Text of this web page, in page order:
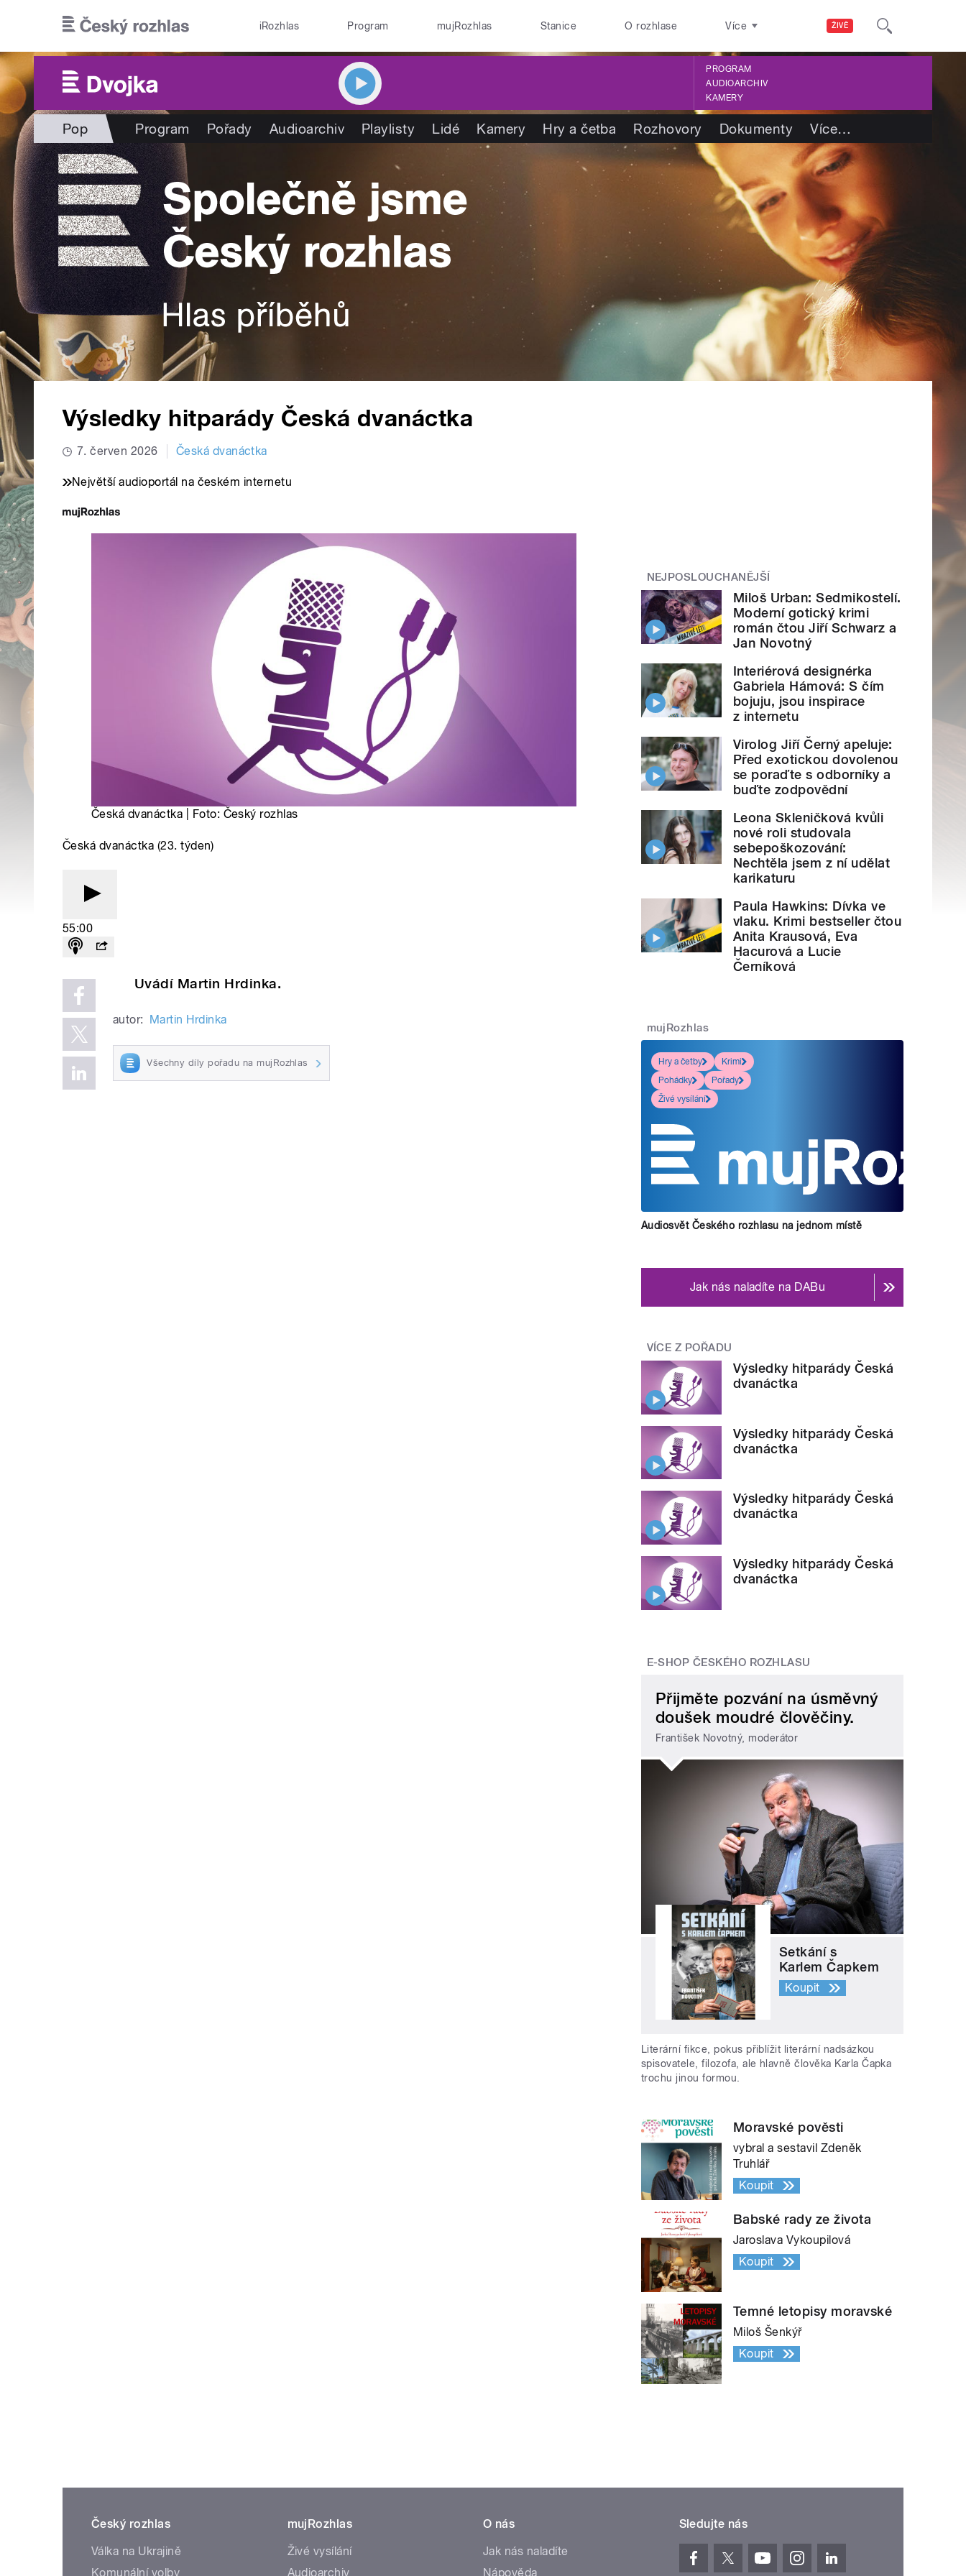
ŽIVĚ
iRozhlas Program mujRozhlas Stanice O rozhlase Více
PROGRAM
AUDIOARCHIV
KAMERY
Pop Program Pořady Audioarchiv Playlisty Lidé Kamery Hry a četba Rozhovory Dokumenty Více…
Výsledky hitparády Česká dvanáctka
7. červen 2026 Česká dvanáctka
Největší audioportál na českém internetu
Česká dvanáctka | Foto: Český rozhlas
Česká dvanáctka (23. týden)
55:00
Uvádí Martin Hrdinka.
autor: Martin Hrdinka
Všechny díly pořadu na mujRozhlas
NEJPOSLOUCHANĚJŠÍ
Miloš Urban: Sedmikostelí.
Moderní gotický krimi
román čtou Jiří Schwarz a
Jan Novotný
Interiérová designérka
Gabriela Hámová: S čím
bojuju, jsou inspirace
z internetu
Virolog Jiří Černý apeluje:
Před exotickou dovolenou
se poraďte s odborníky a
buďte zodpovědní
Leona Skleničková kvůli
nové roli studovala
sebepoškozování:
Nechtěla jsem z ní udělat
karikaturu
Paula Hawkins: Dívka ve
vlaku. Krimi bestseller čtou
Anita Krausová, Eva
Hacurová a Lucie
Černíková
mujRozhlas
Hry a četby
Krimi
Pohádky
Pořady
Živé vysílání
Audiosvět Českého rozhlasu na jednom místě
Jak nás naladíte na DABu
VÍCE Z POŘADU
Výsledky hitparády Česká
dvanáctka
Výsledky hitparády Česká
dvanáctka
Výsledky hitparády Česká
dvanáctka
Výsledky hitparády Česká
dvanáctka
E-SHOP ČESKÉHO ROZHLASU
Přijměte pozvání na úsměvný
doušek moudré člověčiny.
František Novotný, moderátor
Setkání s
Karlem Čapkem
Koupit
Literární fikce, pokus přiblížit literární nadsázkou
spisovatele, filozofa, ale hlavně člověka Karla Čapka
trochu jinou formou.
Moravské pověsti
vybral a sestavil Zdeněk
Truhlář
Koupit
Babské rady ze života
Jaroslava Vykoupilová
Koupit
Temné letopisy moravské
Miloš Šenkýř
Koupit
Český rozhlas
Válka na Ukrajině
Komunální volby
mujRozhlas
Živé vysílání
Audioarchiv
O nás
Jak nás naladíte
Nápověda
Sledujte nás